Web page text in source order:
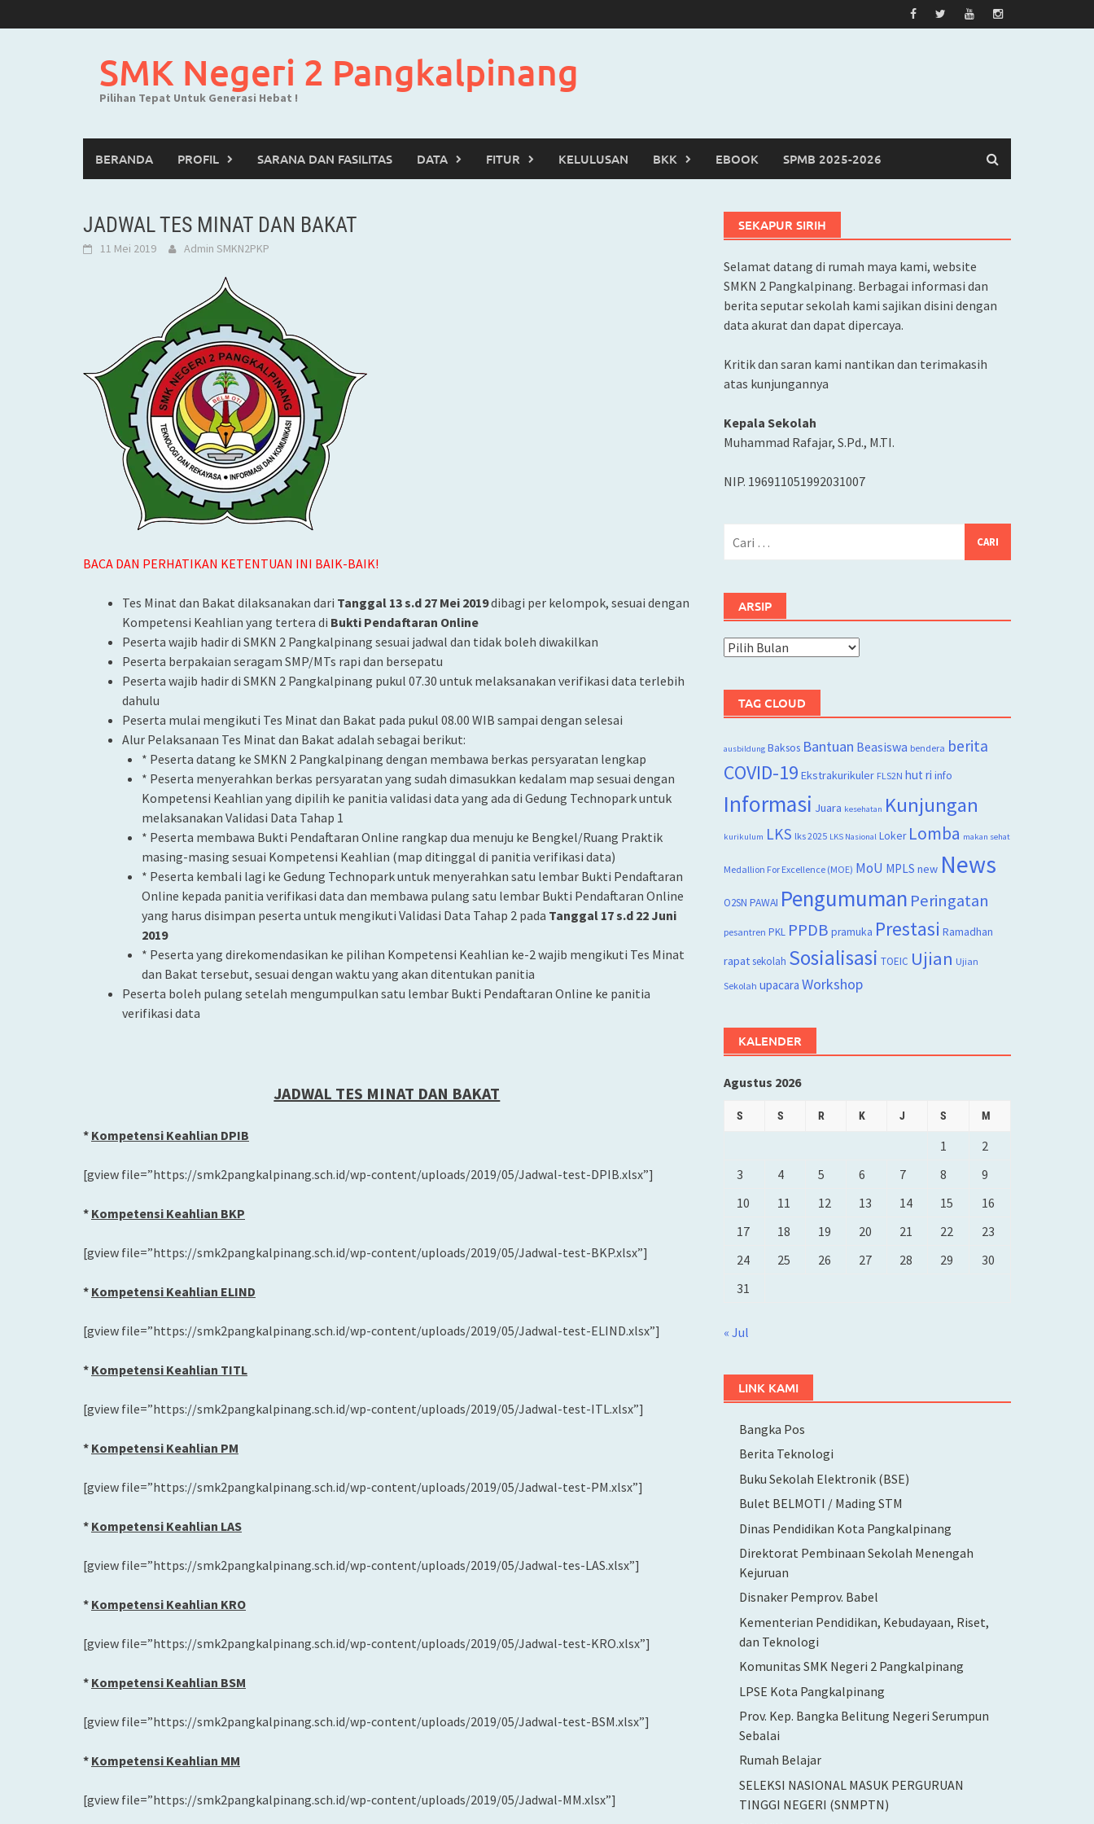
to
SMK Negeri 2 Pangkalpinang
Pilihan Tepat Untuk Generasi Hebat !
BERANDA PROFIL SARANA DAN FASILITAS DATA FITUR KELULUSAN BKK EBOOK SPMB 2025-2026
JADWAL TES MINAT DAN BAKAT
11 Mei 2019 Admin SMKN2PKP
BACA DAN PERHATIKAN KETENTUAN INI BAIK-BAIK!
Tes Minat dan Bakat dilaksanakan dari Tanggal 13 s.d 27 Mei 2019dibagi per kelompok, sesuai dengan
Kompetensi Keahlian yang tertera di Bukti Pendaftaran Online
Peserta wajib hadir di SMKN 2 Pangkalpinang sesuai jadwal dan tidak boleh diwakilkan
Peserta berpakaian seragam SMP/MTs rapi dan bersepatu
Peserta wajib hadir di SMKN 2 Pangkalpinang pukul 07.30 untuk melaksanakan verifikasi data terlebih
dahulu
Peserta mulai mengikuti Tes Minat dan Bakat pada pukul 08.00 WIB sampai dengan selesai
Alur Pelaksanaan Tes Minat dan Bakat adalah sebagai berikut:
* Peserta datang ke SMKN 2 Pangkalpinang dengan membawa berkas persyaratan lengkap
* Peserta menyerahkan berkas persyaratan yang sudah dimasukkan kedalam map sesuai dengan
Kompetensi Keahlian yang dipilih ke panitia validasi data yang ada di Gedung Technopark untuk
melaksanakan Validasi Data Tahap 1
* Peserta membawa Bukti Pendaftaran Online rangkap dua menuju ke Bengkel/Ruang Praktik
masing-masing sesuai Kompetensi Keahlian (map ditinggal di panitia verifikasi data)
* Peserta kembali lagi ke Gedung Technopark untuk menyerahkan satu lembar Bukti Pendaftaran
Online kepada panitia verifikasi data dan membawa pulang satu lembar Bukti Pendaftaran Online
yang harus disimpan peserta untuk mengikuti Validasi Data Tahap 2 pada Tanggal 17 s.d 22 Juni
2019
* Peserta yang direkomendasikan ke pilihan Kompetensi Keahlian ke-2 wajib mengikuti Tes Minat
dan Bakat tersebut, sesuai dengan waktu yang akan ditentukan panitia
Peserta boleh pulang setelah mengumpulkan satu lembar Bukti Pendaftaran Online ke panitia
verifikasi data
JADWAL TES MINAT DAN BAKAT
* Kompetensi Keahlian DPIB
[gview file=”https://smk2pangkalpinang.sch.id/wp-content/uploads/2019/05/Jadwal-test-DPIB.xlsx”]
* Kompetensi Keahlian BKP
[gview file=”https://smk2pangkalpinang.sch.id/wp-content/uploads/2019/05/Jadwal-test-BKP.xlsx”]
* Kompetensi Keahlian ELIND
[gview file=”https://smk2pangkalpinang.sch.id/wp-content/uploads/2019/05/Jadwal-test-ELIND.xlsx”]
* Kompetensi Keahlian TITL
[gview file=”https://smk2pangkalpinang.sch.id/wp-content/uploads/2019/05/Jadwal-test-ITL.xlsx”]
* Kompetensi Keahlian PM
[gview file=”https://smk2pangkalpinang.sch.id/wp-content/uploads/2019/05/Jadwal-test-PM.xlsx”]
* Kompetensi Keahlian LAS
[gview file=”https://smk2pangkalpinang.sch.id/wp-content/uploads/2019/05/Jadwal-tes-LAS.xlsx”]
* Kompetensi Keahlian KRO
[gview file=”https://smk2pangkalpinang.sch.id/wp-content/uploads/2019/05/Jadwal-test-KRO.xlsx”]
* Kompetensi Keahlian BSM
[gview file=”https://smk2pangkalpinang.sch.id/wp-content/uploads/2019/05/Jadwal-test-BSM.xlsx”]
* Kompetensi Keahlian MM
[gview file=”https://smk2pangkalpinang.sch.id/wp-content/uploads/2019/05/Jadwal-MM.xlsx”]
SEKAPUR SIRIH
Selamat datang di rumah maya kami, website
SMKN 2 Pangkalpinang. Berbagai informasi dan
berita seputar sekolah kami sajikan disini dengan
data akurat dan dapat dipercaya.
Kritik dan saran kami nantikan dan terimakasih
atas kunjungannya
Kepala Sekolah
Muhammad Rafajar, S.Pd., M.TI.
NIP. 196911051992031007
ARSIP
Arsip
TAG CLOUD
ausbildung Baksos Bantuan Beasiswa bendera berita
COVID-19 Ekstrakurikuler FLS2N hut ri info
Informasi Juara kesehatan Kunjungan
kurikulum LKS lks 2025 LKS Nasional Loker Lomba makan sehat
Medallion For Excellence (MOE) MoU MPLS new News
O2SN PAWAI Pengumuman Peringatan
pesantren PKL PPDB pramuka Prestasi Ramadhan
rapatsekolah Sosialisasi TOEIC Ujian Ujian
Sekolah upacara Workshop
KALENDER
Agustus 2026
S S R K J S M
1
2
3
4 5 6 7 8
9
10
11 12 13 14 15
16
17
18 19 20 21 22
23
24
25 26 27 28 29
30
31
« Jul
LINK KAMI
Bangka Pos
Berita Teknologi
Buku Sekolah Elektronik (BSE)
Bulet BELMOTI / Mading STM
Dinas Pendidikan Kota Pangkalpinang
Direktorat Pembinaan Sekolah Menengah
Kejuruan
Disnaker Pemprov. Babel
Kementerian Pendidikan, Kebudayaan, Riset,
dan Teknologi
Komunitas SMK Negeri 2 Pangkalpinang
LPSE Kota Pangkalpinang
Prov. Kep. Bangka Belitung Negeri Serumpun
Sebalai
Rumah Belajar
SELEKSI NASIONAL MASUK PERGURUAN
TINGGI NEGERI (SNMPTN)